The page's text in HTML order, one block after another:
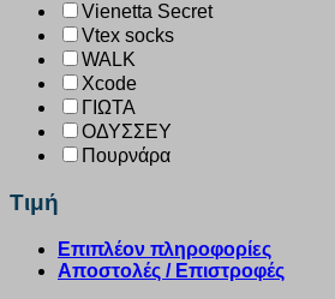
Vienetta Secret
Vtex socks
WALK
Xcode
ΓΙΩΤΑ
ΟΔΥΣΣΕΥ
Πουρνάρα
Τιμή
Επιπλέον πληροφορίες
Αποστολές / Επιστροφές